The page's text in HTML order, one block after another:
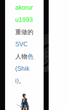
akorur
u1993
重做的
SVC
人物色
(Shik
i)。